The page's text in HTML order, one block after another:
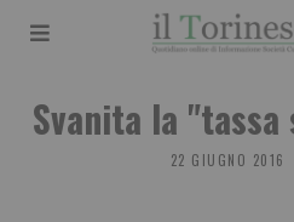
Svanita la
22 GIUGNO 2016